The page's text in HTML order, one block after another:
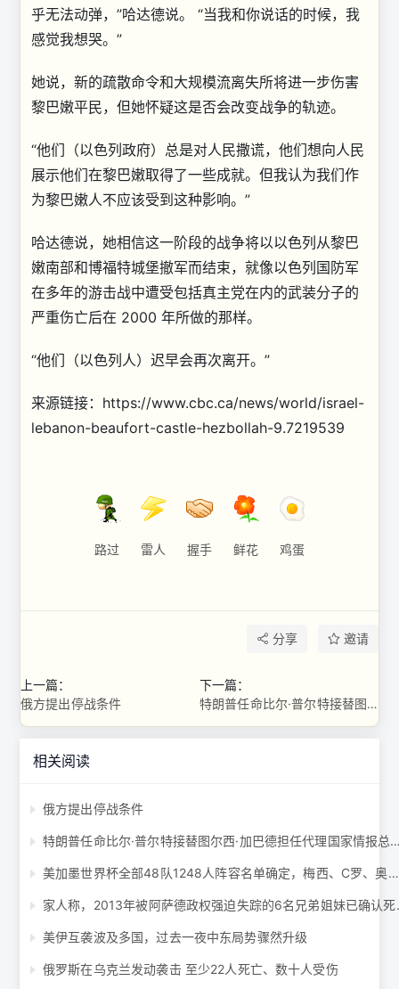
乎无法动弹，”哈达德说。 “当我和你说话的时候，我
感觉我想哭。”
她说，新的疏散命令和大规模流离失所将进一步伤害
黎巴嫩平民，但她怀疑这是否会改变战争的轨迹。
“他们（以色列政府）总是对人民撒谎，他们想向人民
展示他们在黎巴嫩取得了一些成就。但我认为我们作
为黎巴嫩人不应该受到这种影响。”
哈达德说，她相信这一阶段的战争将以以色列从黎巴
嫩南部和博福特城堡撤军而结束，就像以色列国防军
在多年的游击战中遭受包括真主党在内的武装分子的
严重伤亡后在 2000 年所做的那样。
“他们（以色列人）迟早会再次离开。”
来源链接：https://www.cbc.ca/news/world/israel-
lebanon-beaufort-castle-hezbollah-9.7219539
路过 雷人 握手 鲜花 鸡蛋
分享 邀请
上一篇：
俄方提出停战条件
下一篇：
特朗普任命比尔·普尔特接替图尔西·加巴德担任代理国家情报总监 ...
相关阅读
俄方提出停战条件
特朗普任命比尔·普尔特接替图尔西·加
美加墨世界杯全部48队1248人阵容名单确定，梅西、C罗、奥乔亚六战世界杯 ...
家人称，
美伊互袭波及多国，过去一夜中东局势骤然升级
俄罗斯在乌克兰发动袭击 至少22人死亡、数十人受伤